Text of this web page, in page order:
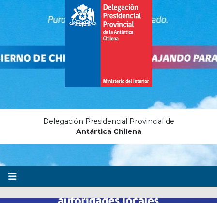
Delegación Presidencial Provincial de
Antártica Chilena